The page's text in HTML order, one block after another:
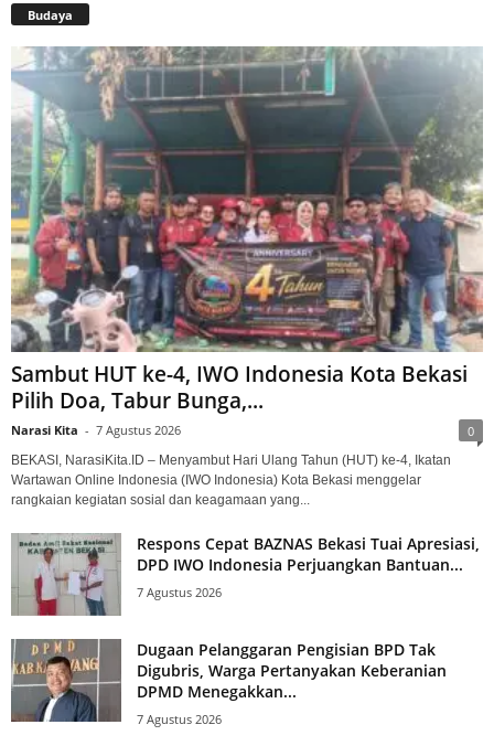
Budaya
Sambut HUT ke-4, IWO Indonesia Kota Bekasi
Pilih Doa, Tabur Bunga,...
Narasi Kita - 7 Agustus 2026 0
BEKASI, NarasiKita.ID – Menyambut Hari Ulang Tahun (HUT) ke-4, Ikatan
Wartawan Online Indonesia (IWO Indonesia) Kota Bekasi menggelar
rangkaian kegiatan sosial dan keagamaan yang...
Respons Cepat BAZNAS Bekasi Tuai Apresiasi,
DPD IWO Indonesia Perjuangkan Bantuan...
7 Agustus 2026
Dugaan Pelanggaran Pengisian BPD Tak
Digubris, Warga Pertanyakan Keberanian
DPMD Menegakkan...
7 Agustus 2026